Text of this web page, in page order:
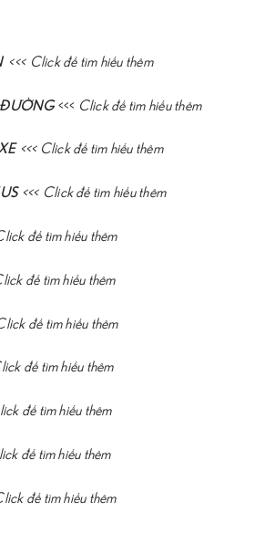
<<< Click để tìm hiểu thêm
<<< Click để tìm hiểu thêm
<<< Click để tìm hiểu thêm
<<< Click để tìm hiểu thêm
để tìm hiểu thêm
để tìm hiểu thêm
để tìm hiểu thêm
để tìm hiểu thêm
để tìm hiểu thêm
để tìm hiểu thêm
để tìm hiểu thêm